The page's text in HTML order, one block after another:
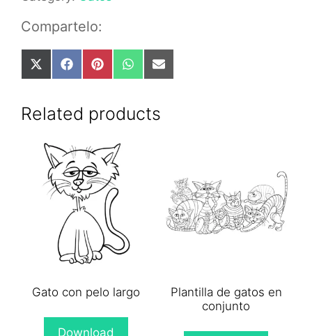
Compartelo:
Share
on
(Twitter)
Share
on
Share
on
Share
on
Share
on
Related products
Gato con pelo largo
Download
Plantilla de gatos en
conjunto